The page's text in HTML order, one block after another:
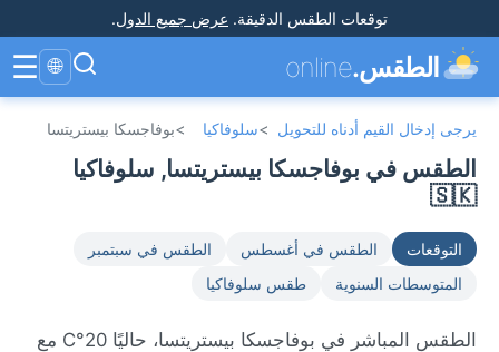
توقعات الطقس الدقيقة. عرض جميع الدول.
الطقس.online
🌐
☰
يرجى إدخال القيم أدناه للتحويل >سلوفاكيا >بوفاجسكا بيستريتسا
الطقس في بوفاجسكا بيستريتسا, سلوفاكيا
🇸🇰
التوقعات الطقس في أغسطس
الطقس في سبتمبر
المتوسطات السنوية
طقس سلوفاكيا
الطقس المباشر في بوفاجسكا بيستريتسا، حاليًا 20°C مع